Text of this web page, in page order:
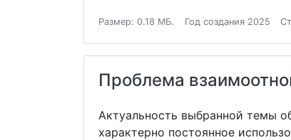
Размер: 0.18 МБ. Год создания 2025
Проблема
Актуальность выбранной темы
характерно постоянное